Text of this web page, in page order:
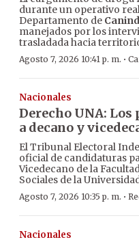
durante un operativo
Departamento de
manejados por los
trasladada hacia
Agosto 7, 2026 10:41 p. m. ·
Nacionales
Derecho UNA: Los
a decano y
El Tribunal Electoral
oficial de candidaturas
Vicedecano de la
Sociales de la
Agosto 7, 2026 10:35 p. m. ·
Nacionales